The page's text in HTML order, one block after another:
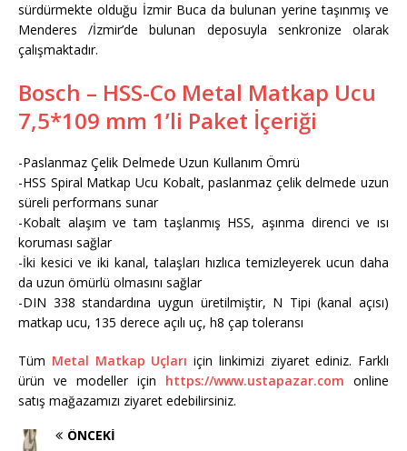
sürdürmekte olduğu İzmir Buca da bulunan yerine taşınmış ve
Menderes /İzmir’de bulunan deposuyla senkronize olarak
çalışmaktadır.
Bosch – HSS-Co Metal Matkap Ucu
7,5*109 mm 1’li Paket İçeriği
-Paslanmaz Çelik Delmede Uzun Kullanım Ömrü
-HSS Spiral Matkap Ucu Kobalt, paslanmaz çelik delmede uzun
süreli performans sunar
-Kobalt alaşım ve tam taşlanmış HSS, aşınma direnci ve ısı
koruması sağlar
-İki kesici ve iki kanal, talaşları hızlıca temizleyerek ucun daha
da uzun ömürlü olmasını sağlar
-DIN 338 standardına uygun üretilmiştir, N Tipi (kanal açısı)
matkap ucu, 135 derece açılı uç, h8 çap toleransı
Tüm Metal Matkap Uçları için linkimizi ziyaret ediniz. Farklı
ürün ve modeller için https://www.ustapazar.com online
satış mağazamızı ziyaret edebilirsiniz.
ÖNCEKI